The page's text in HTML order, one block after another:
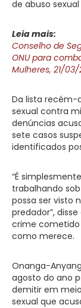
de abuso
Leia mais:
Conselho de
ONU para
Mulheres, 21/03/
Da lista recém-
sexual contra
denúncias
sete casos
identificados
“É
trabalhando
possa ser visto
predador”,
crime cometido
como merece.
Onanga-
agosto do ano
demitir em
sexual que